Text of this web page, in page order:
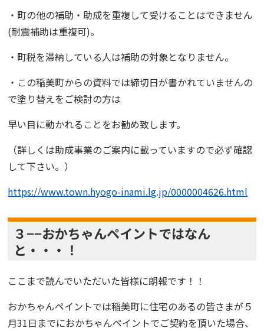
・町の他の補助・助成を重複して受けることはできません
(耐震補助は重複可)。
・町税を滞納している人は補助の対象となりません。
・この稲美町からの資料では締切日が書かれていませんの
で塗り替えをご検討の方は
早い目に動かれることをお勧め致します。
（詳しくは助成事業のご案内に載っていますので必ず確認
して下さい。）
https://www.town.hyogo-inami.lg.jp/0000004626.html
３−−おかちゃんペイントではなん
と・・・！
ここまで読んでいただいた皆様に朗報です！！
おかちゃんペイントでは稲美町に住宅のあるの皆さまが ５
月31日までにおかちゃんペイントでご契約を頂いた場合、